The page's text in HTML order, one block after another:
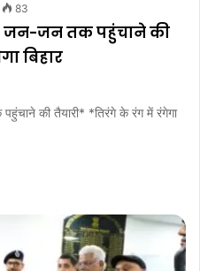
83
जन-जन तक पहुंचाने की
में रंगेगा बिहार
की तैयारी* *तिरंगे के रंग में रंगेगा